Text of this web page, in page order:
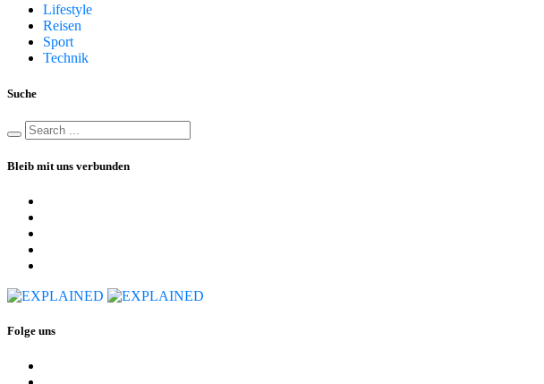
Lifestyle
Reisen
Sport
Technik
Suche
Bleib mit uns verbunden
Folge uns